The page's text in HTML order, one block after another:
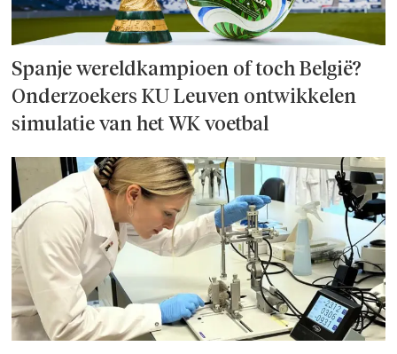
Spanje wereld­kampioen of toch België?
Onderzoek­ers KU Leuven ontwikkelen
simulatie van het WK voetbal